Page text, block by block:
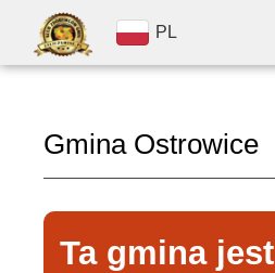
PL
Gmina Ostrowice
Ta gmina jest